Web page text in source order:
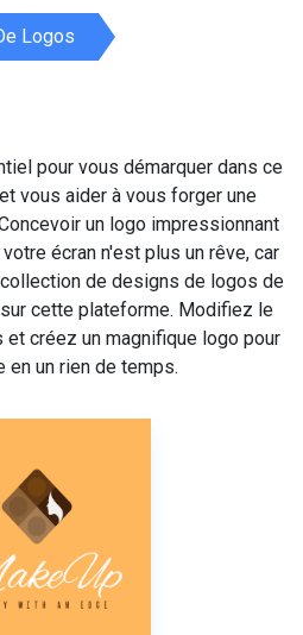
Logos
pour vous démarquer dans ce
vous aider à vous forger une
un logo impressionnant
écran n'est plus un rêve, car
de designs de logos de
cette plateforme. Modifiez le
créez un magnifique logo pour
en un rien de temps.